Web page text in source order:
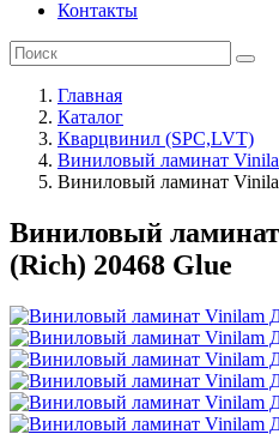
Контакты
Главная
Каталог
Кварцвинил (SPC,LVT)
Виниловый ламинат
Виниловый ламинат
Виниловый
(Rich) 20468 Glue